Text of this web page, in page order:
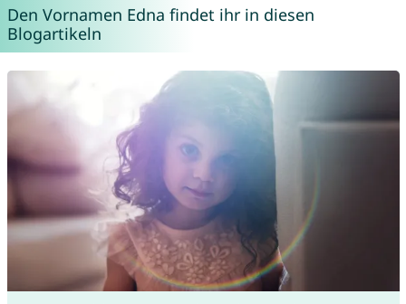
Den Vornamen Edna findet ihr in diesen
Blogartikeln